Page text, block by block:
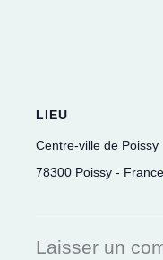
LIEU
Centre-ville de Poissy
78300 Poissy - France
Laisser un